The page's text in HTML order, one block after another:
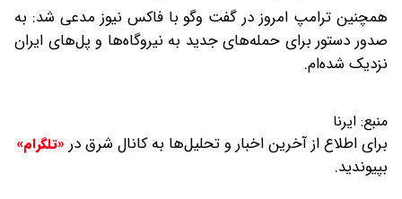
همچنین ترامپ امروز در گفت وگو با فاکس نیوز مدعی شد: به
صدور دستور برای حمله‌های جدید به نیروگاه‌ها و پل‌های ایران
نزدیک شده‌ام.
منبع: ایرنا
برای اطلاع از آخرین اخبار و تحلیل‌ها به کانال شرق در «تلگرام»
بپیوندید.